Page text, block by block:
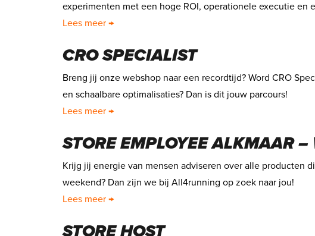
experimenten met een hoge ROI, operationele executie en
Lees meer →
CRO SPECIALIST
Breng jij onze webshop naar een recordtijd? Word CRO
en schaalbare optimalisaties? Dan is dit jouw parcours!
Lees meer →
STORE EMPLOYEE ALKMAAR –
Krijg jij energie van mensen adviseren over alle producten
weekend? Dan zijn we bij All4running op zoek naar jou!
Lees meer →
STORE HOST